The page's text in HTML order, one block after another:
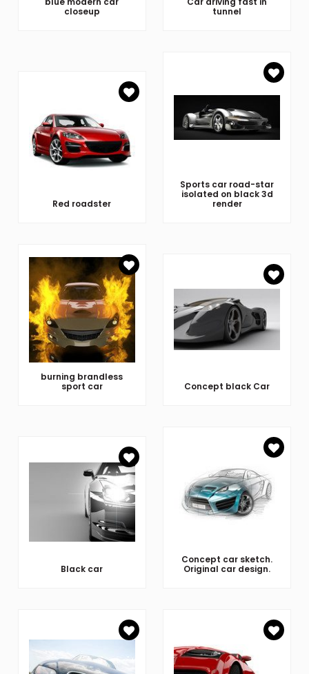
closeup
tunnel
Red roadster
Sports car road-star
isolated on black 3d
render
burning brandless
sport car
Concept black Car
Black car
Concept car sketch.
Original car design.